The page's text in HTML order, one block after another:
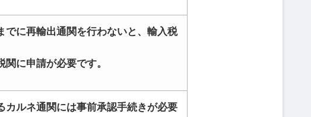
に再輸出通関を行わないと、輸入税
に申請が必要です。
ルネ通関には事前承認手続きが必要